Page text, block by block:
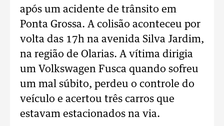
após um acidente de trânsito em
Ponta Grossa. A colisão aconteceu por
volta das 17h na avenida Silva Jardim,
na região de Olarias. A vítima dirigia
um Volkswagen Fusca quando sofreu
um mal súbito, perdeu o controle do
veículo e acertou três carros que
estavam estacionados na via.